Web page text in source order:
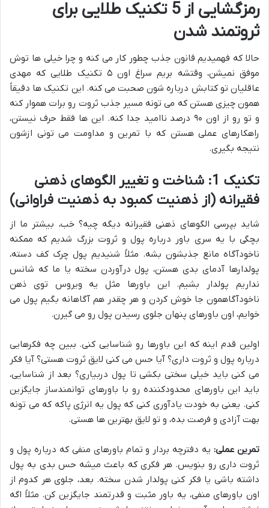
رمزگشایی از 5 تکنیک طلایی برای
ثروتمند شدن
حالا که فهمیدیم قانون جذب چطور کار می کنه و چرا خیلی ها توش
موفق نمیشن، وقتشه بریم سراغ اون ۵ تکنیک طلایی که مهدی
عاقلیان تو کتابش درباره شون صحبت می کنه. این تکنیک ها دقیقاً
همون چیزی هستن که می تونه مسیر جذب ثروت رو برات هموار کنه
و تو رو از اون ۹۰ درصد ناامید جدا کنه. این ها فقط حرف نیستن،
راهکارهای عملی هستن که با تمرین و مداومت می تونی ازشون
نتیجه بگیری.
تکنیک 1: شناخت و تغییر الگوهای ذهنی
فقیرانه (از ذهنیت کمبود به ذهنیت فراوانی)
شاید بپرسی الگوهای ذهنی فقیرانه دیگه چیه؟ خب، بیشتر ما از
بچگی با یه سری باور درباره پول و ثروت بزرگ شدیم که ممکنه
ناخودآگاه مانع جذبشون بشه. مثلاً شنیدیم پول چرک کف دسته،
پولدارها آدمای بدی هستن، پول درآوردن سخته یا ما که شانس
نداریم پولدار بشیم. این باورها مثل یه ویروس توی ذهن
ناخودآگاهمون جا خوش کردن و هر چقدر هم آگاهانه بگیم پول می
خوایم، اون باورهای پنهان جلوی رسیدن پول رو می گیرن.
اولین قدم اینه که این باورها رو شناسایی کنی. ببین چه فکرهایی
درباره پول و ثروت داری؟ آیا حس می کنی لایق ثروت هستی؟ آیا فکر
می کنی باید خیلی سختی بکشی تا پول دربیاری؟ بعد از شناسایی،
باید این باورهای محدودکننده رو با باورهای توانمندساز جایگزین
کنی. یعنی به خودت یادآوری کنی که پول یه انرژی پاکه که می تونه
بهت آزادی و فرصت بده، و تو لایق بهترین ها هستی.
تمرین عملی:یه دفترچه بردار و تمام باورهای منفی که درباره پول و
ثروت داری رو بنویس. هر فکری که باعث میشه حس بدی به پول
داشته باشی یا فکر کنی پولدار شدن سخته. بعد، جلوی هر کدوم از
اون باورهای منفی، یه باور مثبت و قدرتمند جایگزین کن. مثلاً اگه